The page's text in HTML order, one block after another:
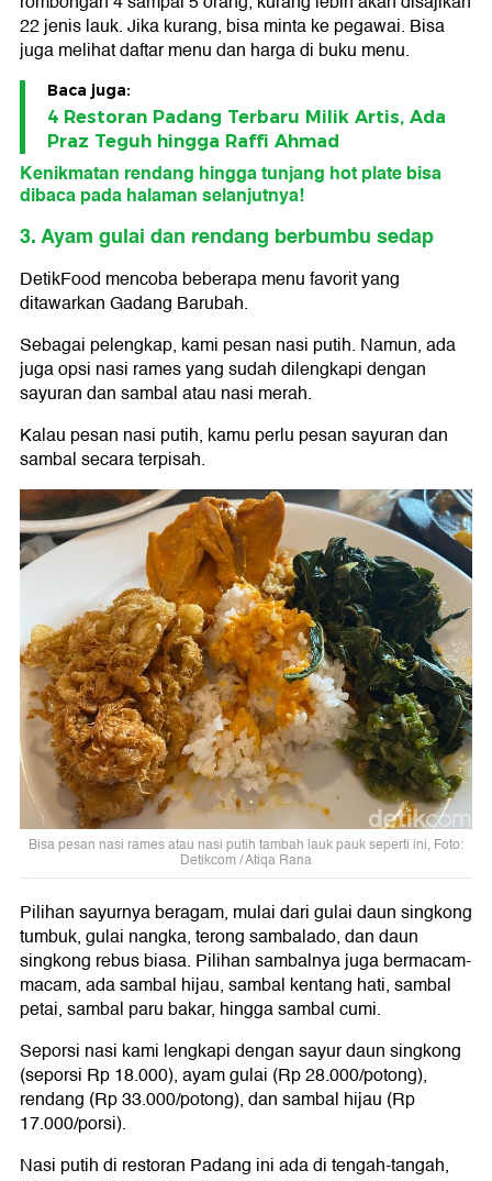
22 jenis lauk. Jika kurang, bisa minta ke pegawai. Bisa
juga melihat daftar menu dan harga di buku menu.
Baca juga:
4 Restoran Padang Terbaru Milik Artis, Ada
Praz Teguh hingga Raffi Ahmad
Kenikmatan rendang hingga tunjang hot plate bisa
dibaca pada halaman selanjutnya!
3. Ayam gulai dan rendang berbumbu sedap
DetikFood mencoba beberapa menu favorit yang
ditawarkan Gadang Barubah.
Sebagai pelengkap, kami pesan nasi putih. Namun, ada
juga opsi nasi rames yang sudah dilengkapi dengan
sayuran dan sambal atau nasi merah.
Kalau pesan nasi putih, kamu perlu pesan sayuran dan
sambal secara terpisah.
Bisa pesan nasi rames atau nasi putih tambah lauk pauk seperti ini, Foto:
Detikcom / Atiqa Rana
Pilihan sayurnya beragam, mulai dari gulai daun singkong
tumbuk, gulai nangka, terong sambalado, dan daun
singkong rebus biasa. Pilihan sambalnya juga bermacam-
macam, ada sambal hijau, sambal kentang hati, sambal
petai, sambal paru bakar, hingga sambal cumi.
Seporsi nasi kami lengkapi dengan sayur daun singkong
(seporsi Rp 18.000), ayam gulai (Rp 28.000/potong),
rendang (Rp 33.000/potong), dan sambal hijau (Rp
17.000/porsi).
Nasi putih di restoran Padang ini ada di tengah-tangah,